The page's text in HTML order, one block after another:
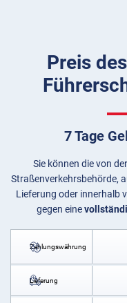
Preis
7 Tage
Sie können die von
Straßenverkehrsbehörde,
Lieferung oder innerhalb
gegen eine
Zahlungswährung
Lieferung